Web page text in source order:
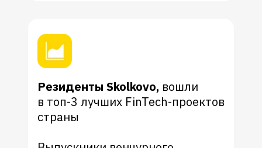
Резиденты Skolkovo, вошли
в топ-3 лучших FinTech-проектов
страны